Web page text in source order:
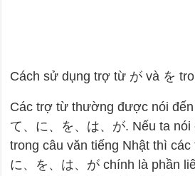
Cách sử dụng trợ từ が và を
Các trợ từ thường được nói
て、に、を、は、が. Nếu ta
trong câu văn tiếng Nhật thì
に、を、は、が chính là phần